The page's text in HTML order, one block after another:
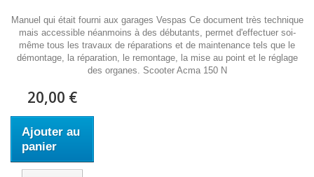
Manuel qui était fourni aux garages Vespas Ce document très technique
mais accessible néanmoins à des débutants, permet d'effectuer soi-
même tous les travaux de réparations et de maintenance tels que le
démontage, la réparation, le remontage, la mise au point et le réglage
des organes. Scooter Acma 150 N
20,00 €
Ajouter au
panier